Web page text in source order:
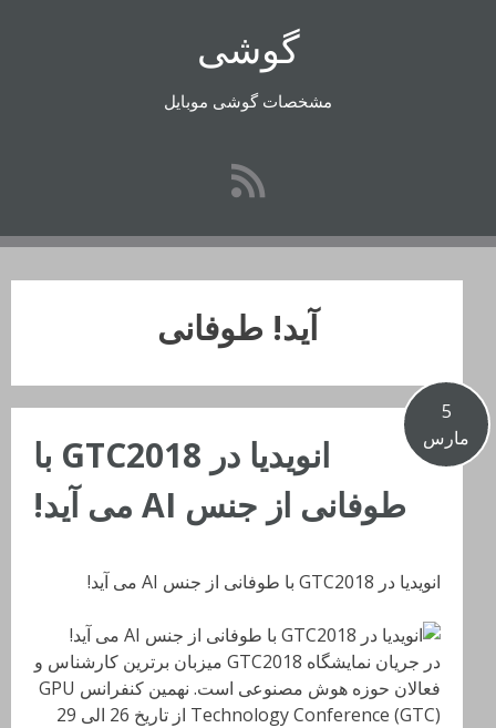
گوشی
مشخصات گوشی موبایل
آید! طوفانی
5
مارس
انویدیا در GTC2018 با
طوفانی از جنس AI می آید!
انویدیا در GTC2018 با طوفانی از جنس AI می آید!
در جریان نمایشگاه GTC2018 میزبان برترین کارشناس و
فعالان حوزه هوش مصنوعی است. نهمین کنفرانس GPU
Technology Conference (GTC) از تاریخ 26 الی 29